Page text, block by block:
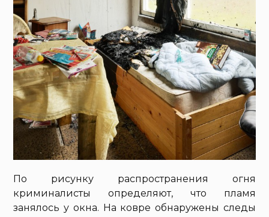
По рисунку распространения огня
криминалисты определяют, что пламя
занялось у окна. На ковре обнаружены следы